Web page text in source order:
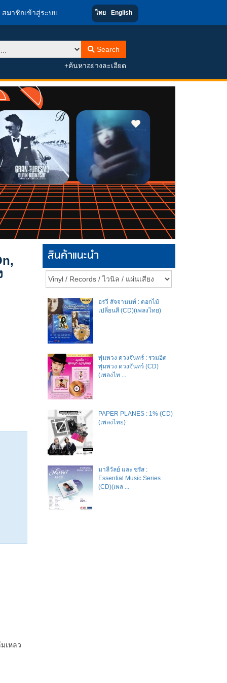
สมาชิกเข้าสู่ระบบ ไทย English
Search
+ค้นหาอย่างละเอียด
เหลว
สินค้าแนะนำ
อรวี สัจจานนท์ : ดอกไม้
เปลี่ยนสี (CD)(เพลงไทย)
พุ่มพวง ดวงจันทร์ : รวมฮิต
พุ่มพวง ดวงจันทร์ (CD)
(เพลงไท ...
PAPER PLANES : 1% (CD)
(เพลงไทย)
มาลีวัลย์​ และ​ ชรัส​ :
Essential Music Series
(CD)(เพล ...